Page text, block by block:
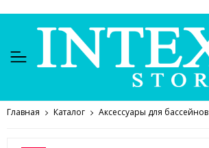
Главная Каталог Аксессуары для бассейнов